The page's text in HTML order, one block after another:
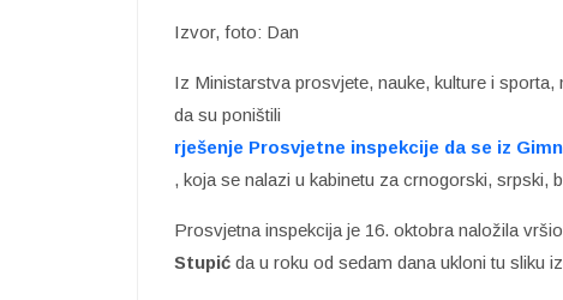
Izvor, foto: Dan
Iz Ministarstva prosvjete, nauke, kulture i sporta,
da su poništili
rješenje Prosvjetne inspekcije da se iz
, koja se nalazi u kabinetu za crnogorski, srpski,
Prosvjetna inspekcija je 16. oktobra naložila
Stupić da u roku od sedam dana ukloni tu sliku